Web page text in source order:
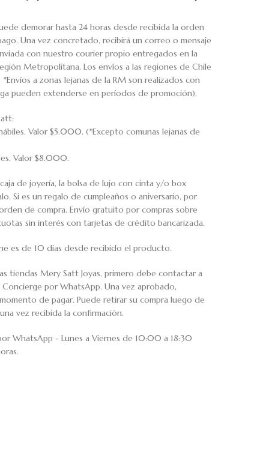
demorar hasta 24 horas desde recibida la orden
Una vez concretado, recibirá un correo o mensaje
con nuestro courier propio entregados en la
Metropolitana. Los envíos a las regiones de Chile
a zonas lejanas de la RM son realizados con
pueden extenderse en períodos de promoción).
Valor $5.000. (*Excepto comunas lejanas de
Valor $8.000.
de joyería, la bolsa de lujo con cinta y/o box
Si es un regalo de cumpleaños o aniversario, por
de compra. Envío gratuito por compras sobre
sin interés con tarjetas de crédito bancarizada.
es de 10 días desde recibido el producto.
tiendas Mery Satt Joyas, primero debe contactar a
por WhatsApp. Una vez aprobado,
de pagar. Puede retirar su compra luego de
vez recibida la confirmación.
WhatsApp - Lunes a Viernes de 10:00 a 18:30